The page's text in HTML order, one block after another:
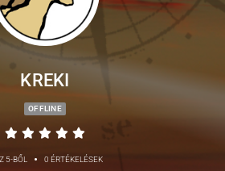
KREKI
OFFLINE
5-BŐL • 0 ÉRTÉKELÉSEK